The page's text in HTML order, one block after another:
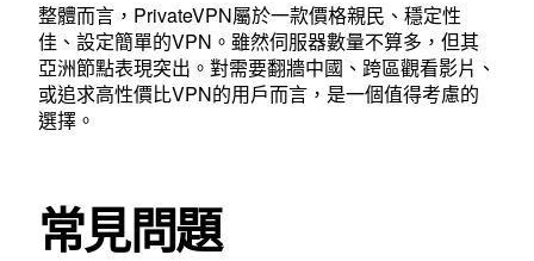
整體而言，PrivateVPN屬於一款價格親民、穩定性
佳、設定簡單的VPN。雖然伺服器數量不算多，但其
亞洲節點表現突出。對需要翻牆中國、跨區觀看影片、
或追求高性價比VPN的用戶而言，是一個值得考慮的
選擇。
常見問題